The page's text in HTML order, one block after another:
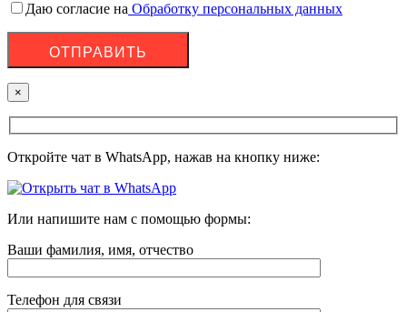
Даю согласие на Обработку персональных данных
×
Откройте чат в WhatsApp, нажав на кнопку ниже:
Или напишите нам с помощью формы:
Ваши фамилия, имя, отчество
Телефон для связи